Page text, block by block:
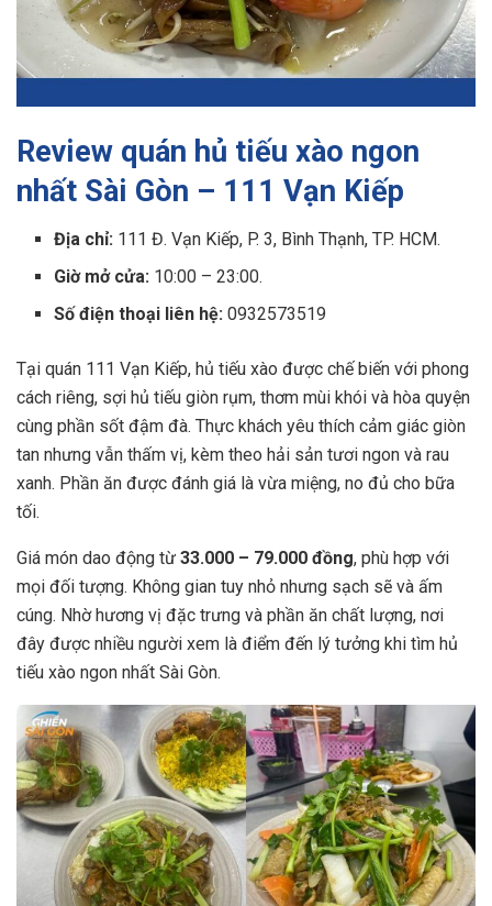
Review quán hủ tiếu xào ngon
nhất Sài Gòn – 111 Vạn Kiếp
Địa chỉ: 111 Đ. Vạn Kiếp, P. 3, Bình Thạnh, TP. HCM.
Giờ mở cửa: 10:00 – 23:00.
Số điện thoại liên hệ:0932573519
Tại quán 111 Vạn Kiếp, hủ tiếu xào được chế biến với phong
cách riêng, sợi hủ tiếu giòn rụm, thơm mùi khói và hòa quyện
cùng phần sốt đậm đà. Thực khách yêu thích cảm giác giòn
tan nhưng vẫn thấm vị, kèm theo hải sản tươi ngon và rau
xanh. Phần ăn được đánh giá là vừa miệng, no đủ cho bữa
tối.
Giá món dao động từ 33.000 – 79.000 đồng, phù hợp với
mọi đối tượng. Không gian tuy nhỏ nhưng sạch sẽ và ấm
cúng. Nhờ hương vị đặc trưng và phần ăn chất lượng, nơi
đây được nhiều người xem là điểm đến lý tưởng khi tìm hủ
tiếu xào ngon nhất Sài Gòn.